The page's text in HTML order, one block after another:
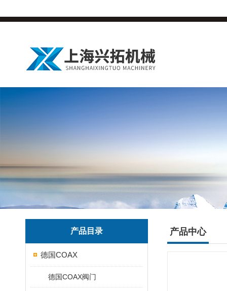
产品目录
德国COAX
德国COAX阀门
产品中心